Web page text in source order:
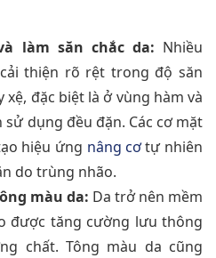
làm săn chắc da: Nhiều
thiện rõ rệt trong độ săn
xệ, đặc biệt là ở vùng hàm và
dụng đều đặn. Các cơ mặt
hiệu ứng nâng cơtự nhiên
do trùng nhão.
màu da: Da trở nên mềm
được tăng cường lưu thông
chất. Tông màu da cũng